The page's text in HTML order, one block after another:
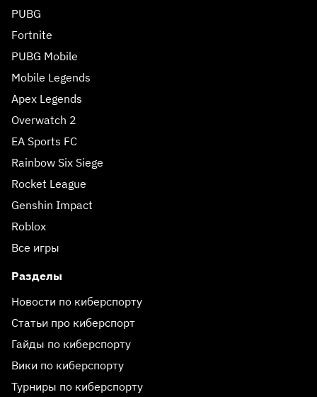
PUBG
Fortnite
PUBG Mobile
Mobile Legends
Apex Legends
Overwatch 2
EA Sports FC
Rainbow Six Siege
Rocket League
Genshin Impact
Roblox
Все игры
Разделы
Новости по киберспорту
Статьи про киберспорт
Гайды по киберспорту
Вики по киберспорту
Турниры по киберспорту